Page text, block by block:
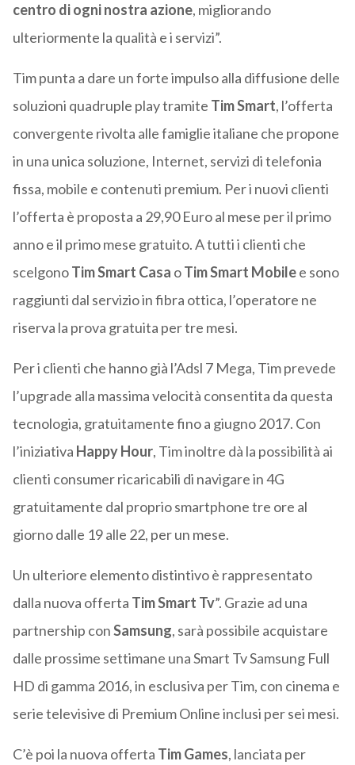
centro di ogni nostra azione, migliorando
ulteriormente la qualità e i servizi”.
Tim punta a dare un forte impulso alla diffusione delle
soluzioni quadruple play tramite Tim Smart, l’offerta
convergente rivolta alle famiglie italiane che propone
in una unica soluzione, Internet, servizi di telefonia
fissa, mobile e contenuti premium. Per i nuovi clienti
l’offerta è proposta a 29,90 Euro al mese per il primo
anno e il primo mese gratuito. A tutti i clienti che
scelgonoTim Smart Casa oTim Smart Mobilee sono
raggiunti dal servizio in fibra ottica, l’operatore ne
riserva la prova gratuita per tre mesi.
Per i clienti che hanno già l’Adsl 7 Mega, Tim prevede
l’upgrade alla massima velocità consentita da questa
tecnologia, gratuitamente fino a giugno 2017. Con
l’iniziativa Happy Hour, Tim inoltre dà la possibilità ai
clienti consumer ricaricabili di navigare in 4G
gratuitamente dal proprio smartphone tre ore al
giorno dalle 19 alle 22, per un mese.
Un ulteriore elemento distintivo è rappresentato
dalla nuova offerta TimSmart Tv”. Grazie ad una
partnership conSamsung, sarà possibile acquistare
dalle prossime settimane una Smart Tv Samsung Full
HD di gamma 2016, in esclusiva per Tim, con cinema e
serie televisive di Premium Online inclusi per sei mesi.
C’è poi la nuova offerta Tim Games, lanciata per